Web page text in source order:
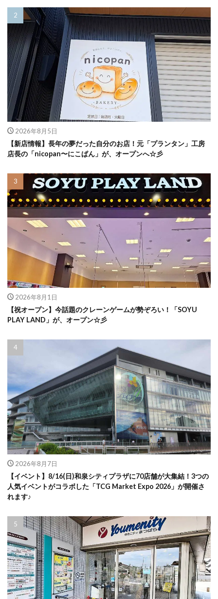
2026年8月5日
【新店情報】長年の夢だった自分のお店！元「プランタン」工房
店長の「nicopan〜にこぱん」が、オープンへ☆彡
2026年8月1日
【祝オープン】今話題のクレーンゲームが勢ぞろい！「SOYU
PLAY LAND」が、オープン☆彡
2026年8月7日
【イベント】8/16(日)和泉シティプラザに70店舗が大集結！3つの
人気イベントがコラボした「TCG Market Expo 2026」が開催さ
れます♪